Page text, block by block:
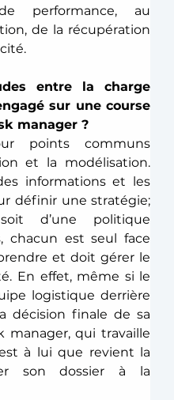
performance, au
de la récupération
entre la charge
sur une course
manager ?
points communs
et la modélisation.
informations et les
définir une stratégie;
d’une politique
chacun est seul face
et doit gérer le
En effet, même si le
logistique derrière
décision finale de sa
manager, qui travaille
à lui que revient la
son dossier à la